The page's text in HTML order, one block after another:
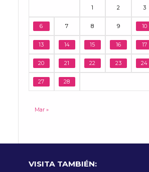
1 2 3
6 7 8 9 10
13 14 15 16 17
20 21 22 23 24
27 28
Mar »
VISITA TAMBIÉN: